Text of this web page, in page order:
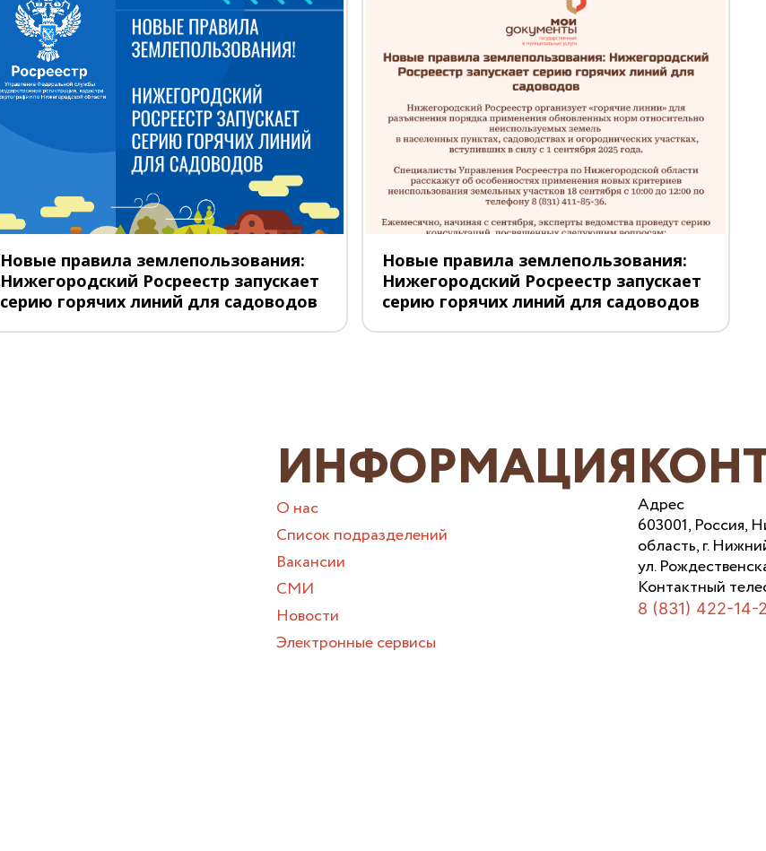
Новые правила землепользования:
Нижегородский Росреестр запускает
серию горячих линий для садоводов
Новые правила землепользования:
Нижегородский Росреестр запускает
серию горячих линий для садоводов
ИНФОРМАЦИЯ
О нас
Список подразделений
Вакансии
СМИ
Новости
Электронные сервисы
Адрес
603001, Россия,
область, г.
ул.
Контактный
8 (831) 422-14-